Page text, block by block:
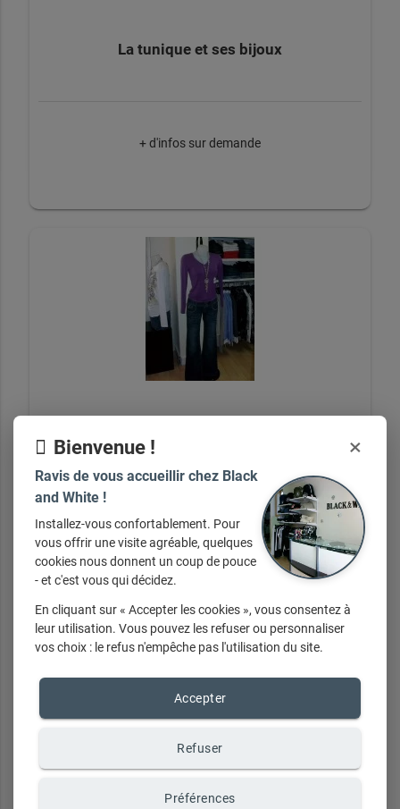
La tunique et ses bijoux
+ d'infos sur demande
+ d'infos sur demande
Bienvenue ! ×
Ravis de vous accueillir chez Black
and White !
Installez-vous confortablement. Pour
vous offrir une visite agréable, quelques
cookies nous donnent un coup de pouce
- et c'est vous qui décidez.
En cliquant sur « Accepter les cookies », vous consentez à
leur utilisation. Vous pouvez les refuser ou personnaliser
vos choix : le refus n'empêche pas l'utilisation du site.
Accepter
Refuser
Préférences